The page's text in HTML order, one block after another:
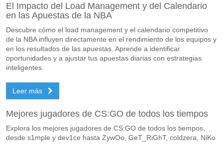
En el lado arriesgado, puede probar el Resultado Correcto de 0-0
El Impacto del Load Management y del Calendario
en las Apuestas de la NBA
Descubre cómo el load management y el calendario competitivo
de la NBA influyen directamente en el rendimiento de los equipos y
en los resultados de las apuestas. Aprende a identificar
oportunidades y a ajustar tus apuestas diarias con estrategias
inteligentes.
Leer más
Mejores jugadores de CS:GO de todos los tiempos
Explora los mejores jugadores de CS:GO de todos los tiempos,
desde s1mple y dev1ce hasta ZywOo, GeT_RiGhT, coldzera, NiKo